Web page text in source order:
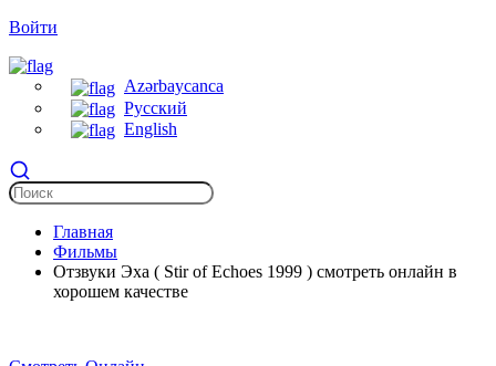
Войти
Azərbaycanca
Русский
English
Главная
Фильмы
Отзвуки Эха ( Stir of Echoes 1999 ) смотреть онлайн в
хорошем качестве